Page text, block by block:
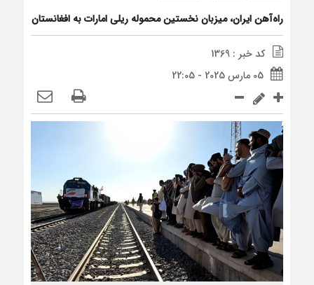
راه‌آهن ایران، میزبان نخستین محموله ریلی امارات به افغانستان
کد خبر : 1369
05 مارس 2025 - 22:05